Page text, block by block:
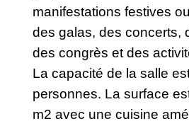
manifestations festives
des galas, des concerts,
des congrès et des
La capacité de la salle
personnes. La surface
m2 avec une cuisine